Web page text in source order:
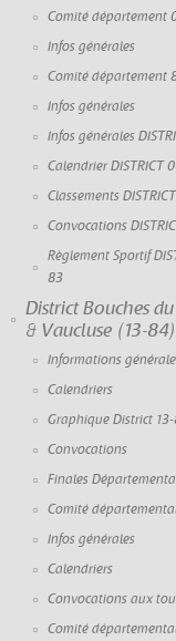
Comité département
Infos générales
Comité département
Infos générales
Infos générales
Calendrier DISTRICT
Classements
Convocations
Règlement Sportif
83
District Bouches
& Vaucluse (13-84)
Informations
Calendriers
Graphique District
Convocations
Finales
Comité
Infos générales
Calendriers
Convocations aux
Comité